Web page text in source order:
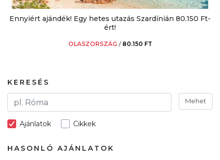
Ennyiért ajándék! Egy hetes utazás Szardínián 80.150 Ft-
ért!
OLASZORSZÁG / 80.150 FT
KERESÉS
Mehet
Ajánlatok Cikkek
HASONLÓ AJÁNLATOK